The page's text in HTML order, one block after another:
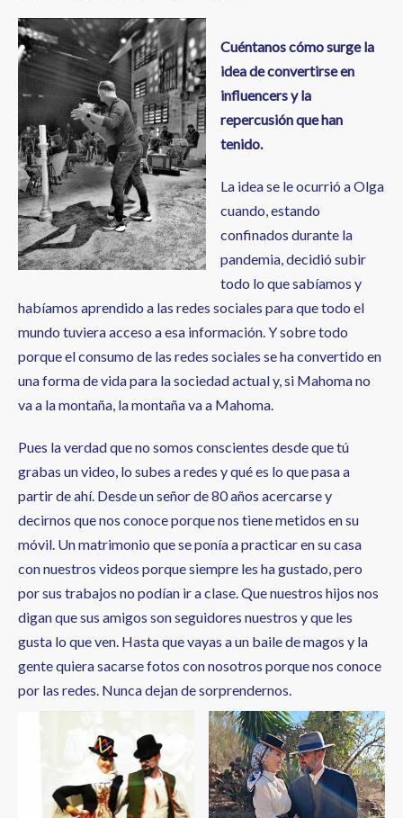
Cuéntanos cómo surge la
idea de convertirse en
influencers y la
repercusión que han
tenido.
La idea se le ocurrió a Olga
cuando, estando
confinados durante la
pandemia, decidió subir
todo lo que sabíamos y
habíamos aprendido a las redes sociales para que todo el
mundo tuviera acceso a esa información. Y sobre todo
porque el consumo de las redes sociales se ha convertido en
una forma de vida para la sociedad actual y, si Mahoma no
va a la montaña, la montaña va a Mahoma.
Pues la verdad que no somos conscientes desde que tú
grabas un video, lo subes a redes y qué es lo que pasa a
partir de ahí. Desde un señor de 80 años acercarse y
decirnos que nos conoce porque nos tiene metidos en su
móvil. Un matrimonio que se ponía a practicar en su casa
con nuestros videos porque siempre les ha gustado, pero
por sus trabajos no podían ir a clase. Que nuestros hijos nos
digan que sus amigos son seguidores nuestros y que les
gusta lo que ven. Hasta que vayas a un baile de magos y la
gente quiera sacarse fotos con nosotros porque nos conoce
por las redes. Nunca dejan de sorprendernos.